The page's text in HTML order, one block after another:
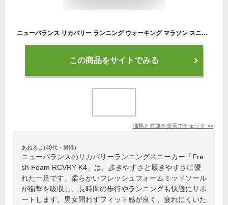
ニューバランス リカバリー ランニング ウォーキング マラソン スニーカー フレッシュフォーム new balance Fresh Foam RCVRY K4 レディース メンズ BLACK 歩きやすい 履きやすい
この商品をサイトでみる
価格と在庫を楽天でチェック >>
あねるよ(40代・男性)
ニューバランスのリカバリーランニングスニーカー「Fre
sh Foam RCVRY K4」は、歩きやすさと履きやすさに優
れた一足です。柔らかいフレッシュフォームミッドソール
が衝撃を吸収し、長時間の歩行やランニングも快適にサポ
ートします。男女問わずフィット感が良く、疲れにくいた